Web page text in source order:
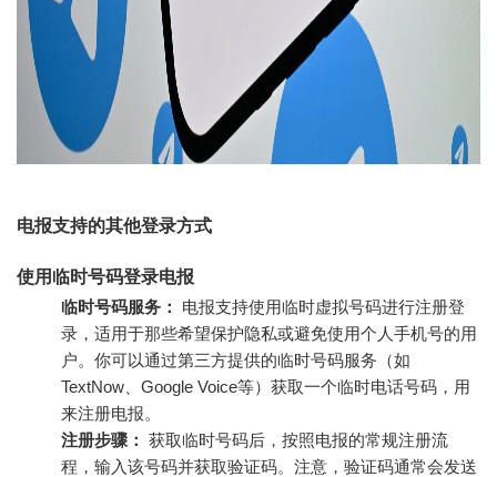
电报支持的其他登录方式
使用临时号码登录电报
临时号码服务：
电报支持使用临时虚拟号码进行注册登
录，适用于那些希望保护隐私或避免使用个人手机号的用
户。你可以通过第三方提供的临时号码服务（如
TextNow、Google Voice等）获取一个临时电话号码，用
来注册电报。
注册步骤： 获取临时号码后，按照电报的常规注册流
程，输入该号码并获取验证码。注意，验证码通常会发送